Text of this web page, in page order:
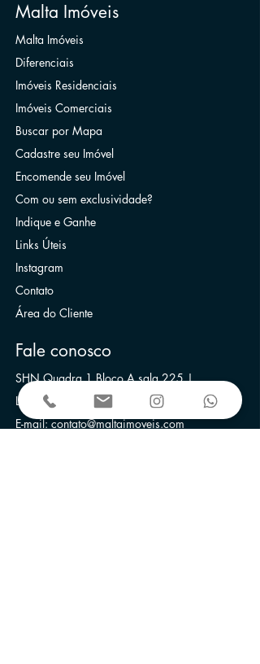
Malta Imóveis
Malta Imóveis
Diferenciais
Imóveis Residenciais
Imóveis Comerciais
Buscar por Mapa
Cadastre seu Imóvel
Encomende seu Imóvel
Com ou sem exclusividade?
Indique e Ganhe
Links Úteis
Instagram
Contato
Área do Cliente
Fale conosco
SHN Quadra 1 Bloco A sala 225 |
Le Quartier Hotel & Bureau | Brasília-DF
E-mail:contato@maltaimoveis.com